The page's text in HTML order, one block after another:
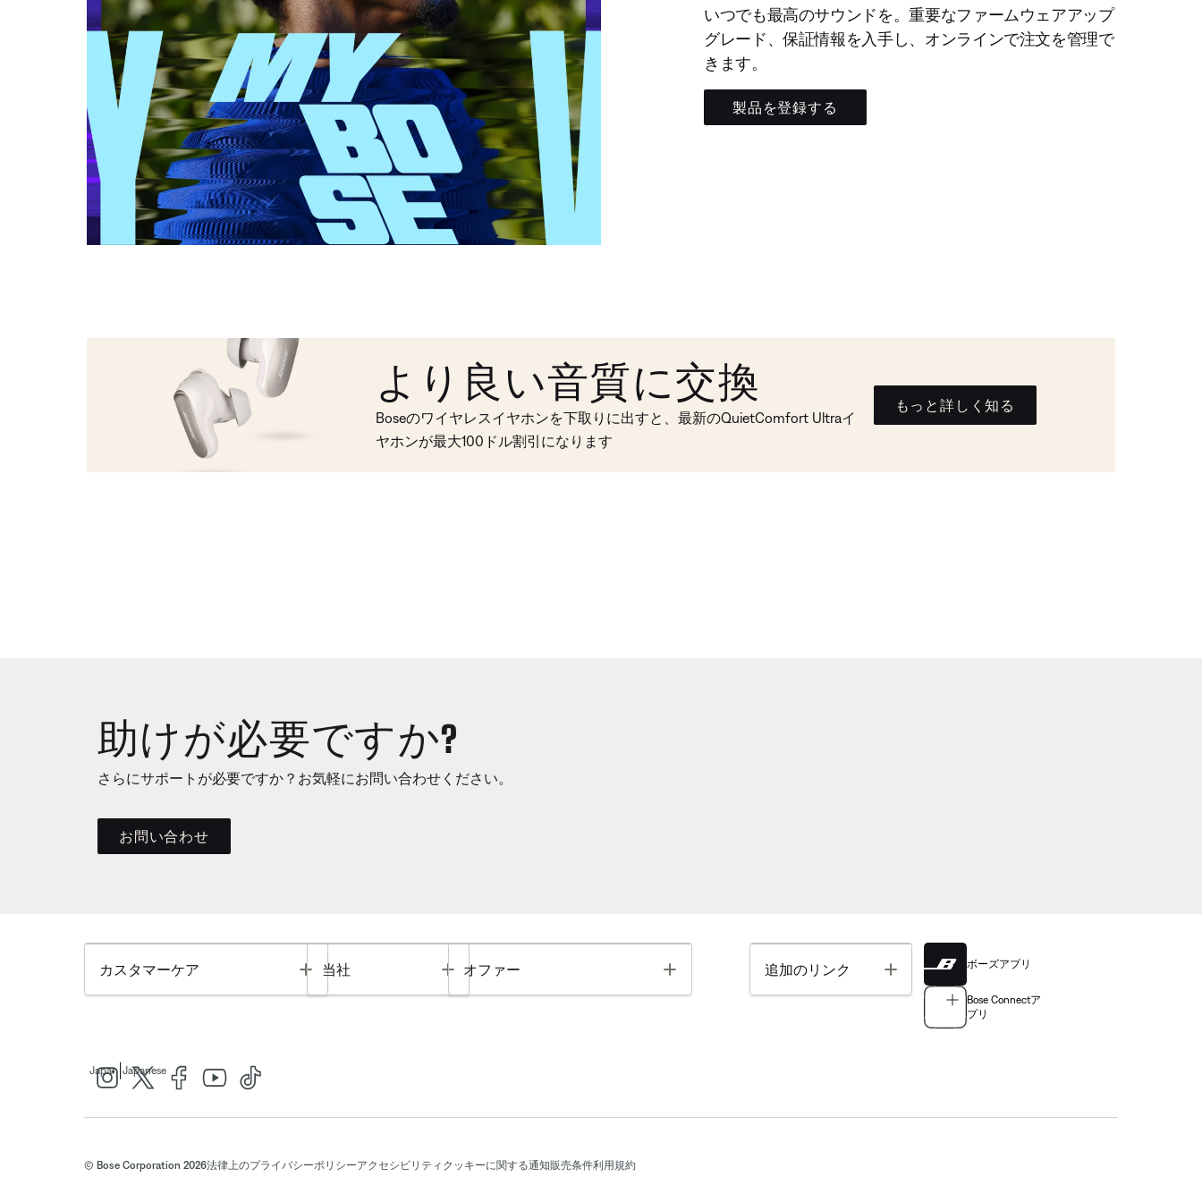
いつでも最高のサウンドを。重要なファームウェアアップ
グレード、保証情報を入手し、オンラインで注文を管理で
きます。
製品を登録する
より良い音質に交換
Boseのワイヤレスイヤホンを下取りに出すと、最新のQuietComfort Ultraイ
ヤホンが最大100ドル割引になります
もっと詳しく知る
助けが必要ですか?
さらにサポートが必要ですか？お気軽にお問い合わせください。
お問い合わせ
カスタマーケア Toggle
当社 Toggle
オファー Toggle 追加のリンク Toggle ボーズアプリ
Bose Connectア
プリ
Japan Japanese
© Bose Corporation 2026法律上のプライバシーポリシーアクセシビリティ クッキーに関する通知販売条件利用規約